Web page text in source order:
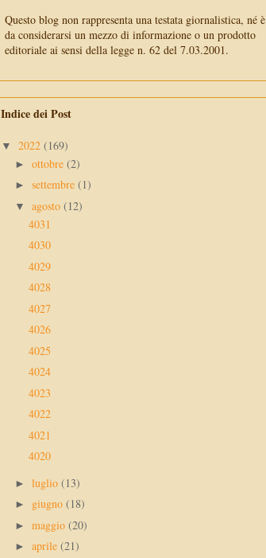
Questo blog non rappresenta una testata giornalistica, né è
da considerarsi un mezzo di informazione o un prodotto
editoriale ai sensi della legge n. 62 del 7.03.2001.
Indice dei Post
▼ 2022 (169)
► ottobre (2)
► settembre (1)
▼ agosto (12)
4031
4030
4029
4028
4027
4026
4025
4024
4023
4022
4021
4020
► luglio (13)
► giugno (18)
► maggio (20)
► aprile (21)